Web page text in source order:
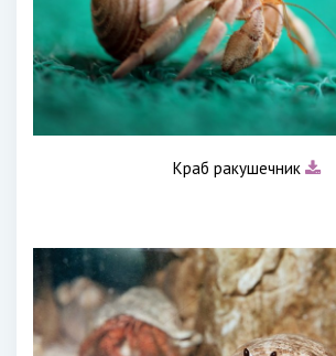
Краб ракушечник